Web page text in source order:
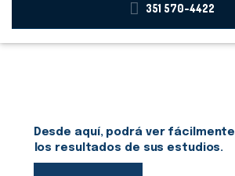
351 570-4422
Desde aquí, podrá ver fácilmente
los resultados de sus estudios.